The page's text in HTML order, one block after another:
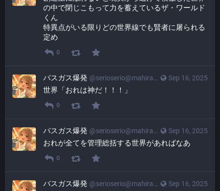
の中で閉じこもって力を蓄えているザ・ワールド
くん
特異点がいる限りどの世界線でも賢者に屠られる
定め
0
Sep 16, 2025
バスガス爆発 @serioserio@mahiradon.com
世界「おれは神だ！！！」
0
Sep 16, 2025
バスガス爆発 @serioserio@mahiradon.com
おれが全てを管理総括する世界があればなあ
0
Sep 16, 2025
バスガス爆発 @serioserio@mahiradon.com